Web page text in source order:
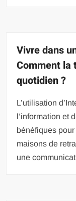
Vivre dans
Comment la
quotidien ?
L’utilisation
l’information et
bénéfiques
maisons de
une